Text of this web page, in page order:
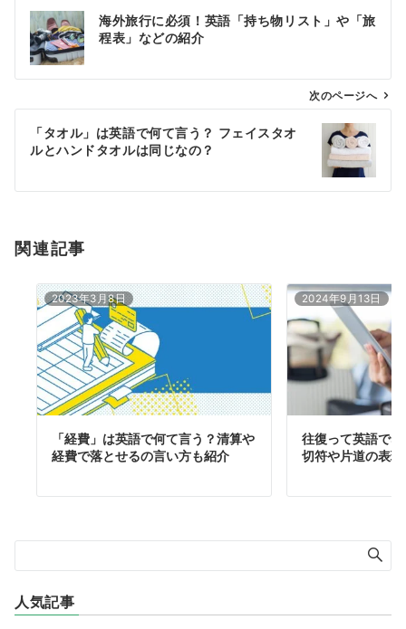
ン
海外旅行に必須！英語「持ち物リスト」や「旅
程表」などの紹介
次のページへ
「タオル」は英語で何て言う？ フェイスタオ
ルとハンドタオルは同じなの？
関連記事
2023年3月8日
「経費」は英語で何て言う？清算や
経費で落とせるの言い方も紹介
2024年9月13日
往復って英語で
切符や片道の表
人気記事